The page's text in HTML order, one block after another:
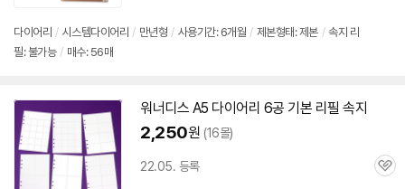
다이어리 / 시스템다이어리 / 만년형 / 사용기간: 6개월 / 제본형태: 제본 / 속지 리
필: 불가능 / 매수: 56매
워너디스 A5 다이어리 6공 기본 리필 속지
2,250원 (16몰)
22.05. 등록
관